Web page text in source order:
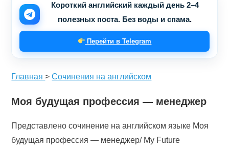
Короткий английский каждый день 2–4
полезных поста. Без воды и спама.
Перейти в Telegram
Главная>Сочинения на английском
Моя будущая профессия — менеджер
Представлено сочинение на английском языке Моя
будущая профессия — менеджер/ My Future